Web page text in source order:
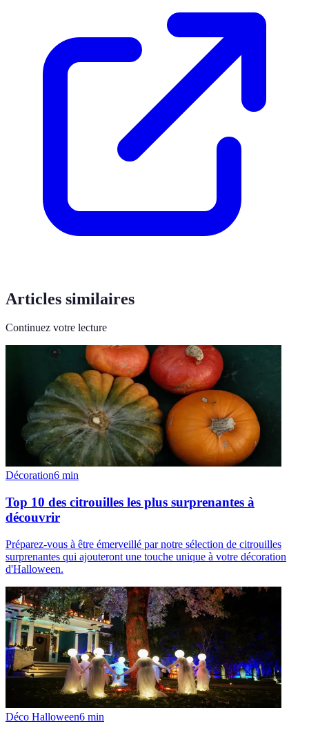
Articles similaires
Continuez votre lecture
Décoration6 min
Top 10 des citrouilles les plus surprenantes à
découvrir
Préparez-vous à être émerveillé par notre sélection de citrouilles
surprenantes qui ajouteront une touche unique à votre décoration
d'Halloween.
Déco Halloween6 min